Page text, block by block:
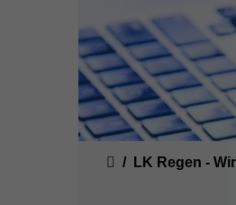
LK Regen -